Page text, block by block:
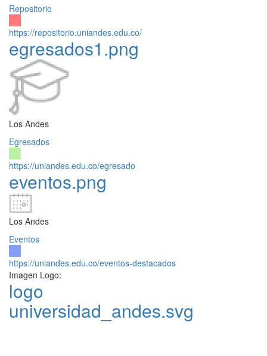
Repositorio
https://repositorio.uniandes.edu.co/
egresados1.png
Los Andes
Egresados
https://uniandes.edu.co/egresado
eventos.png
Los Andes
Eventos
https://uniandes.edu.co/eventos-destacados
Imagen Logo:
logo
universidad_andes.svg